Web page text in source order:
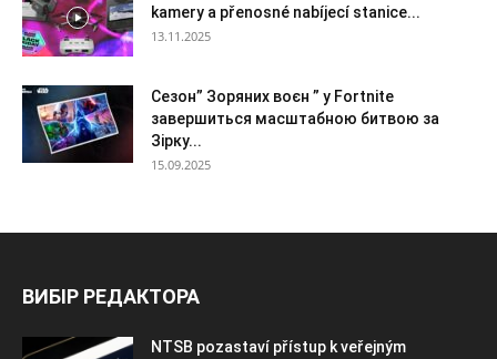
kamery a přenosné nabíjecí stanice...
13.11.2025
Сезон” Зоряних воєн ” у Fortnite
завершиться масштабною битвою за
Зірку...
15.09.2025
ВИБІР РЕДАКТОРА
NTSB pozastaví přístup k veřejným